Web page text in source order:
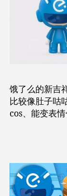
饿了么的新吉
比较像肚子咕
cos、能变表